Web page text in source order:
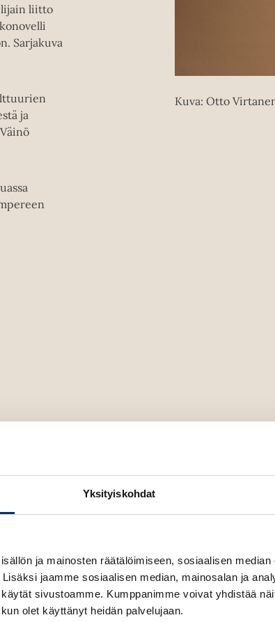
Yksityiskohdat
ja mainosten räätälöimiseen, sosiaalisen
jaamme sosiaalisen median, mainosalan ja
sivustoamme. Kumppanimme voivat yhdistää
olet käyttänyt heidän palvelujaan.
liitto
Sarjakuva
ja
Kuva: Otto